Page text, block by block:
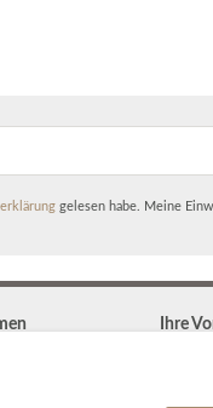
gelesen habe. Meine
Ihre